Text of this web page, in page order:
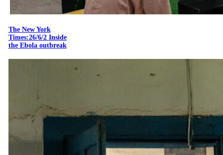
The New York
Times:26/6/2 Inside
the Ebola outbreak